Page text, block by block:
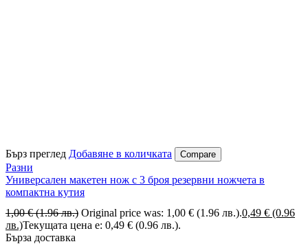
Бърз преглед Добавяне в количката Compare
Разни
Универсален макетен нож с 3 броя резервни ножчета в
компактна кутия
1,00€ (1.96 лв.) Original price was: 1,00 € (1.96 лв.).0,49 € (0.96
лв.)Текущата цена е: 0,49 € (0.96 лв.).
Бърза доставка